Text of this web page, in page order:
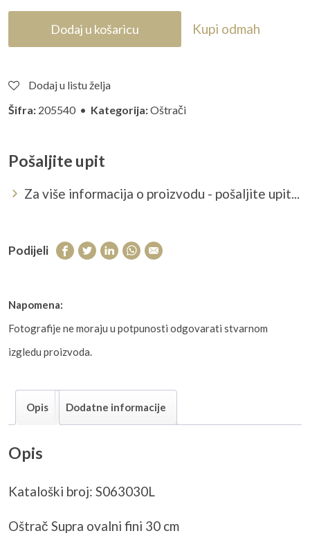
Dodaj u košaricu Kupi odmah
Dodaj u listu želja
Šifra: 205540 • Kategorija:Oštrači
Pošaljite upit
Za više informacija o proizvodu - pošaljite upit...
Podijeli
Napomena:
Fotografije ne moraju u potpunosti odgovarati stvarnom
izgledu proizvoda.
Opis Dodatne informacije
Opis
Kataloški broj: S063030L
Oštrač Supra ovalni fini 30 cm